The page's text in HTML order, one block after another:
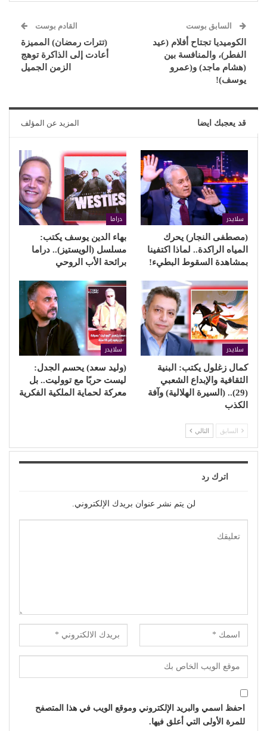
السابق بوست
الكوميديا تجتاح أفلام (عيد
الفطر)، والمنافسة بين
(هشام ماجد) و(عمرو
يوسف)!
القادم بوست
(تترات رمضان) المميزة
أعادت إلى الذاكرة توهج
الزمن الجميل
قد يعجبك ايضا المزيد عن المؤلف
سلايدر
(مصطفى النجار) يحرك
المياه الراكدة.. لماذا اكتفينا
بمشاهدة السقوط البطيء!
دراما
بهاء الدين يوسف يكتب:
مسلسل (الويستيز).. دراما
برائحة الأب الروحي
سلايدر
كمال زغلول يكتب: البنية
الثقافية والإبداع الشعبي
(29).. (السيرة الهلالية) وآفة
الكذب
سلايدر
(وليد سعد) يحسم الجدل:
ليست حربًا مع تووليت.. بل
معركة لحماية الملكية الفكرية
السابق التالي
اترك رد
لن يتم نشر عنوان بريدك الإلكتروني.
احفظ اسمي والبريد الإلكتروني وموقع الويب في هذا المتصفح
للمرة الأولى التي أعلق فيها.